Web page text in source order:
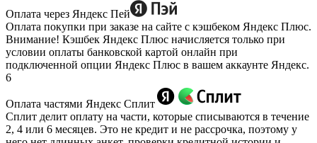
Оплата через Яндекс Пей
Оплата покупки при заказе на сайте с кэшбеком Яндекс Плюс.
Внимание! Кэшбек Яндекс Плюс начисляется только при
условии оплаты банковской картой онлайн при
подключенной опции Яндекс Плюс в вашем аккаунте Яндекс.
6
Оплата частями Яндекс Сплит
Сплит делит оплату на части, которые списываются в течение
2, 4 или 6 месяцев. Это не кредит и не рассрочка, поэтому у